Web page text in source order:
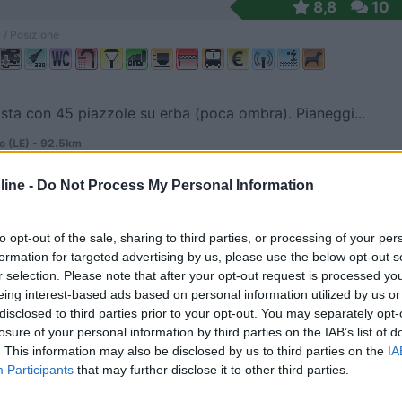
- Do Not Process My Personal Information
opt-out of the sale, sharing to third parties, or processing of your
for targeted advertising by us, please use the below opt-out
selection. Please note that after your opt-out request is processed
interest-based ads based on personal information utilized by us
to third parties prior to your opt-out. You may separately
of your personal information by third parties on the IAB’s list of
This information may also be disclosed by us to third parties on the
Participants that may further disclose it to other third parties.
8,8 10
con 45 piazzole su erba (poca ombra). Pianeggi...
(LE) - 92.5km
agricola con agriturismo, ristorante e maneggio...
(LE) - 92.6km